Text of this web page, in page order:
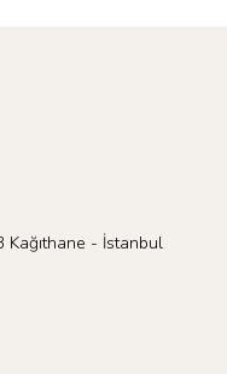
Kağıthane - İstanbul